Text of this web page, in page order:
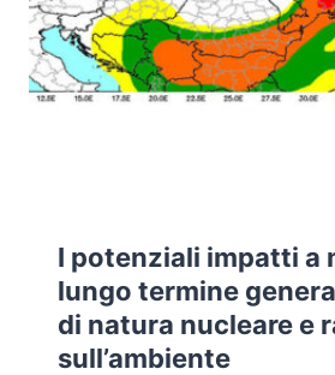
I potenziali impatti a
lungo termine
di natura nucleare e
sull’ambiente